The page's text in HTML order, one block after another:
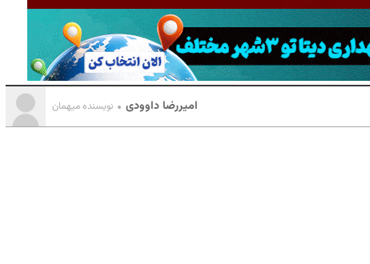
امیررضا داوودی نویسنده میهمان